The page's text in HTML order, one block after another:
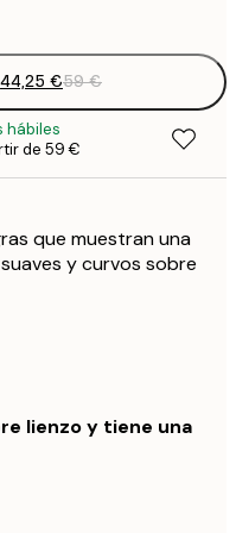
44,25 €59 €
hábiles
de 59 €
que muestran una
y curvos sobre
lienzo y tiene una